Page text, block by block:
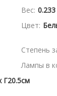
Вес: 0.233
Цвет:
Степень
Лампы в
Г20.5см